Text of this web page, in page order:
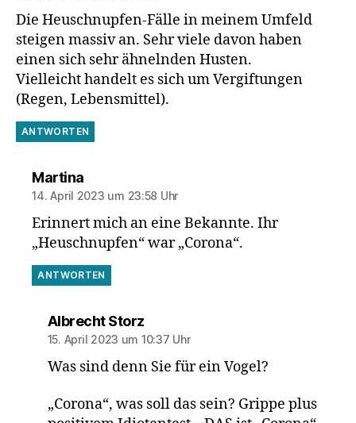
Die Heuschnupfen-Fälle in meinem Umfeld
steigen massiv an. Sehr viele davon haben
einen sich sehr ähnelnden Husten.
Vielleicht handelt es sich um Vergiftungen
(Regen, Lebensmittel).
ANTWORTEN
Martinasagt:
14. April 2023 um 23:58 Uhr
Erinnert mich an eine Bekannte. Ihr
„Heuschnupfen“ war „Corona“.
ANTWORTEN
Albrecht Storzsagt:
15. April 2023 um 10:37 Uhr
Was sind denn Sie für ein Vogel?
„Corona“, was soll das sein? Grippe plus